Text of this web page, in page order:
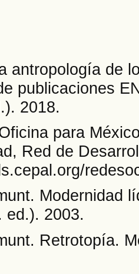
antropología de
publicaciones
2018.
para
Red de
Modernidad
ed.). 2003.
Retrotopía.